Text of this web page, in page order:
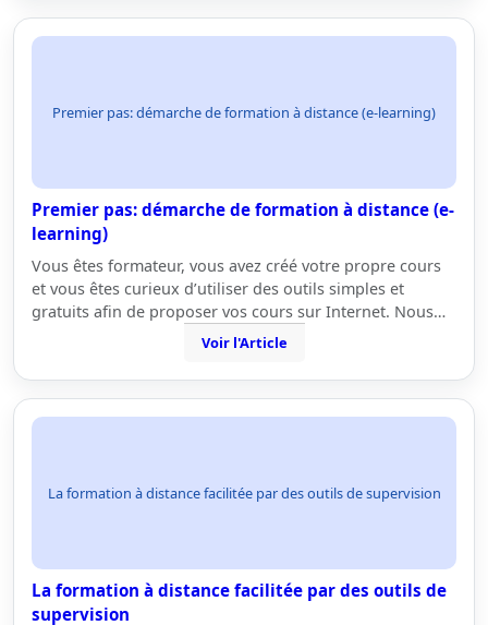
Premier pas: démarche de formation à distance (e-learning)
Premier pas: démarche de formation à distance (e-
learning)
Vous êtes formateur, vous avez créé votre propre cours
et vous êtes curieux d’utiliser des outils simples et
gratuits afin de proposer vos cours sur Internet. Nous…
Voir l'Article
La formation à distance facilitée par des outils de supervision
La formation à distance facilitée par des outils de
supervision